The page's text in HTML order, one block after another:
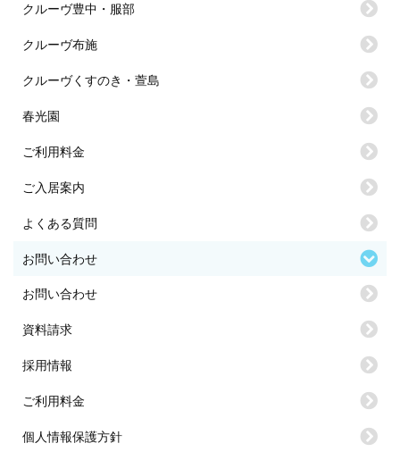
クルーヴ豊中・服部
クルーヴ布施
クルーヴくすのき・萱島
春光園
ご利用料金
ご入居案内
よくある質問
お問い合わせ
お問い合わせ
資料請求
採用情報
ご利用料金
個人情報保護方針